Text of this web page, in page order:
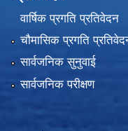
वार्षिक प्रगति प्रतिवेदन
चौमासिक प्रगति
सार्वजनिक सुनुवाई
सार्वजनिक परीक्षण